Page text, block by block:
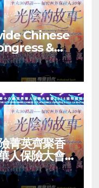
Chinese
&
Dragon
Held
菁英齊聚香
人保險大會
年會盛大舉